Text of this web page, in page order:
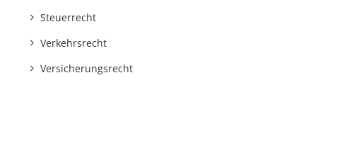
Steuerrecht
Verkehrsrecht
Versicherungsrecht